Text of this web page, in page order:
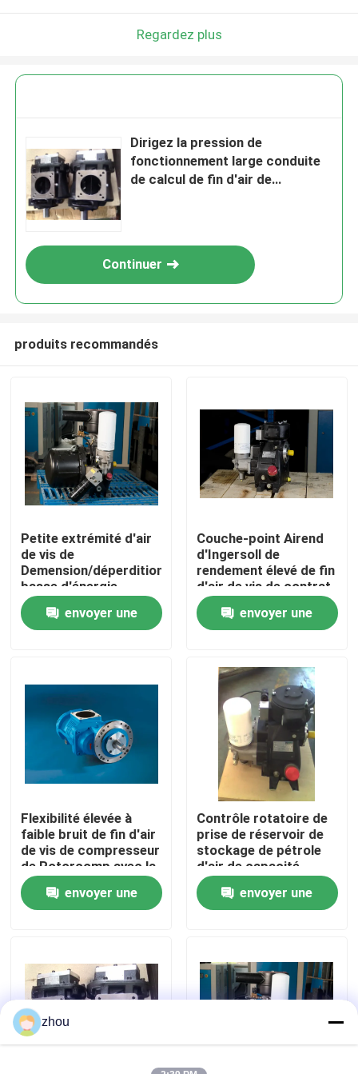
Maison
Vidéos
Au sujet de nous
Visite d'usine
Contrôle de qualité
Contactez-nous
Nouvelles
Cas
Demandez une citation
Regardez plus
Dirigez la pression de
fonctionnement large conduite
de calcul de fin d'air de
Continuer
produits recommandés
Petite extrémité d'air
de vis de
Demension/déperdition
basse d'énergie
tranquille de fin d'air
de compresseur d'air
envoyer une
Couche-point Airend
d'Ingersoll de
rendement élevé de fin
d'air de vis de contrat
de Rotorcomp
envoyer une
Flexibilité élevée à
faible bruit de fin d'air
de vis de compresseur
de Rotorcomp avec la
vitesse interne
envoyer une
Contrôle rotatoire de
prise de réservoir de
stockage de pétrole
d'air de capacité
élevée de fin d'air de
vis de Rotorcomp
envoyer une
zhou